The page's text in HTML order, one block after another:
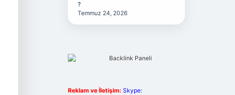
?
Temmuz 24, 2026
Reklam ve İletişim: Skype: